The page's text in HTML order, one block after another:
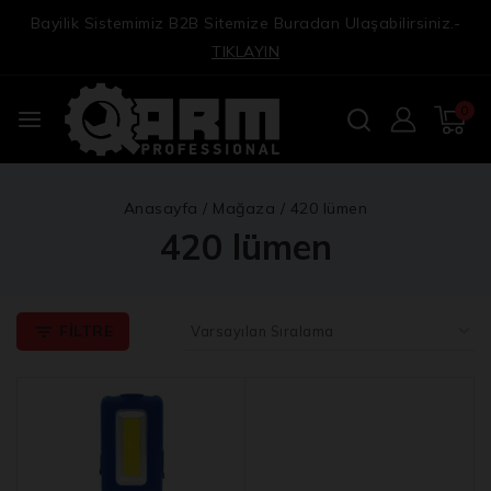
Bayilik Sistemimiz B2B Sitemize Buradan Ulaşabilirsiniz.-
TIKLAYIN
0
Anasayfa / Mağaza / 420 lümen
420 lümen
FILTRE